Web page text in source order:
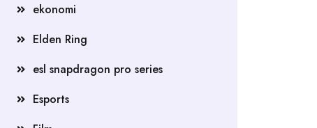
ekonomi
Elden Ring
esl snapdragon pro series
Esports